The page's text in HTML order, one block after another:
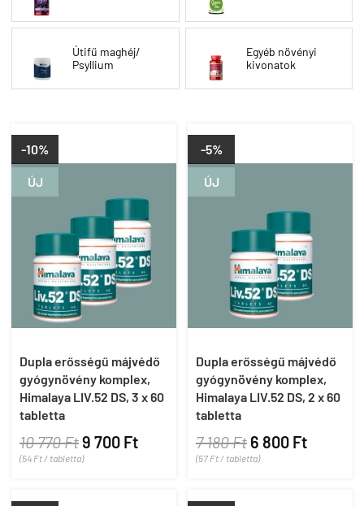
Útifű maghéj/
Psyllium
Egyéb növényi
kivonatok
ÚJ
-10%
Dupla erősségű májvédő
gyógynövény komplex,
Himalaya LIV.52 DS, 3 x 60
tabletta
10 770 Ft9 700 Ft
(54 Ft / tabletta)
ÚJ
-5%
Dupla erősségű májvédő
gyógynövény komplex,
Himalaya LIV.52 DS, 2 x 60
tabletta
7 180 Ft 6 800 Ft
(57 Ft / tabletta)